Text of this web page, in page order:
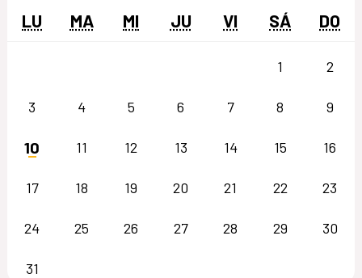
LU MA MI JU VI SÁ DO
1 2
3 4 5 6 7 8 9
10 11 12 13 14 15 16
17 18 19 20 21 22 23
24 25 26 27 28 29 30
31